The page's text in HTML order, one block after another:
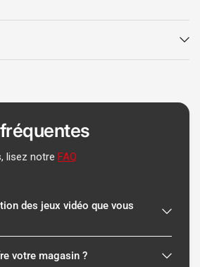
lisez notreFAQ
des jeux vidéo que vous
votre magasin ?